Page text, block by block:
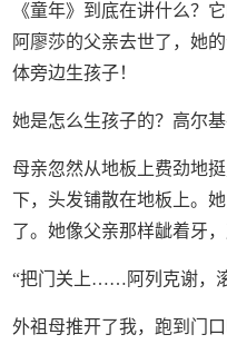
《童年》到底在讲什么？
阿廖莎的父亲去世了，她
体旁边生孩子！
她是怎么生孩子的？高尔
母亲忽然从地板上费劲地
下，头发铺散在地板上。
了。她像父亲那样龇着牙，
“把门关上……阿列克谢，
外祖母推开了我，跑到门口